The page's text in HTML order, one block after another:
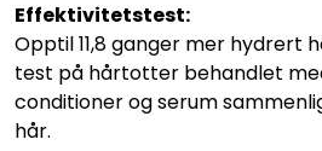
Effektivitetstest:
Opptil 11,8 ganger mer hydrert
test på hårtotter behandlet
conditioner og serum
hår.